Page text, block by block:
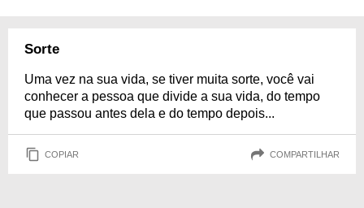
Sorte
Uma vez na sua vida, se tiver muita sorte, você vai
conhecer a pessoa que divide a sua vida, do tempo
que passou antes dela e do tempo depois...
COPIAR COMPARTILHAR